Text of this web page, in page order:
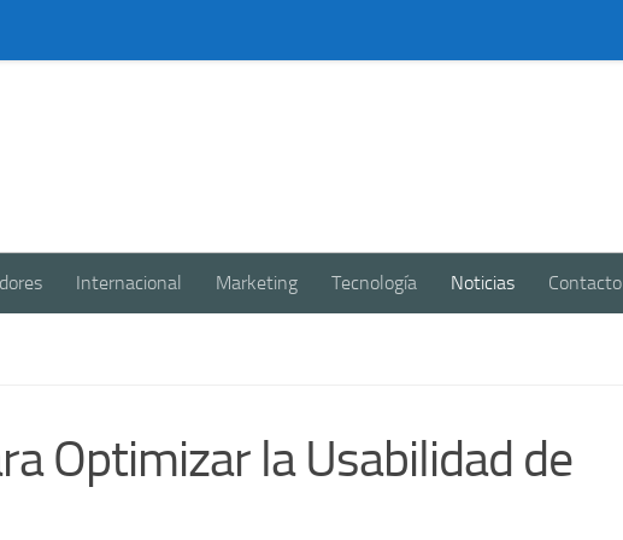
Internacional Marketing Tecnología Noticias Contacto
Optimizar la Usabilidad de